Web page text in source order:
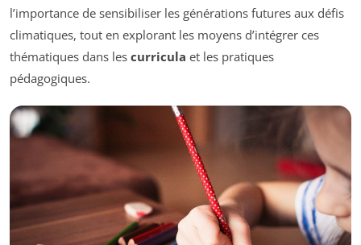
l’importance de sensibiliser les générations futures aux défis
climatiques, tout en explorant les moyens d’intégrer ces
thématiques dans les curricula et les pratiques
pédagogiques.